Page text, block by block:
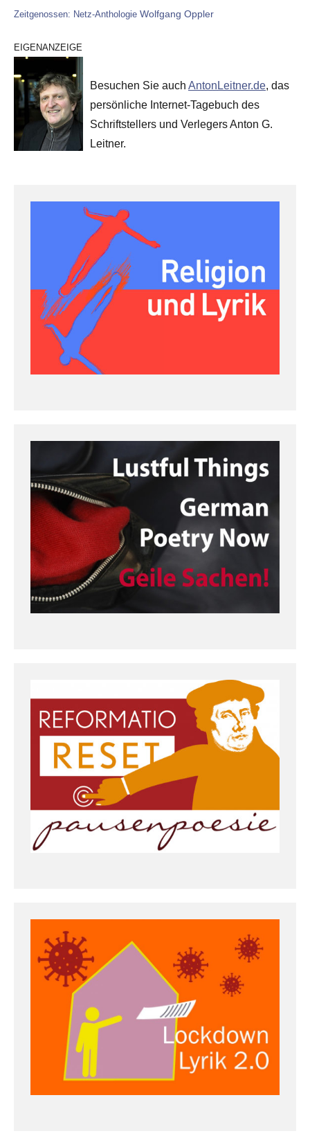
Zeitgenossen: Netz-Anthologie Wolfgang Oppler
EIGENANZEIGE
Besuchen Sie auch AntonLeitner.de, das
persönliche Internet-Tagebuch des
Schriftstellers und Verlegers Anton G.
Leitner.